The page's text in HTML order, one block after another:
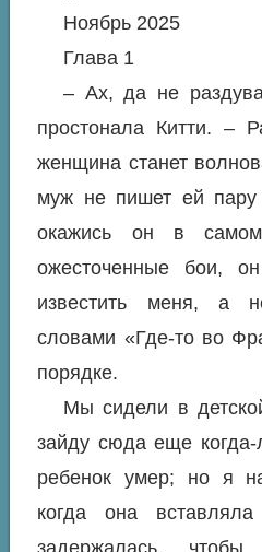
Ноябрь 2025
Глава 1
– Ах, да не
простонала Китти. –
женщина станет
муж не пишет ей
окажись он в
ожесточенные бои,
известить меня, а
словами «Где-то во
порядке.
Мы сидели в
зайду сюда еще когда-
ребенок умер; но я
когда она
задержалась,